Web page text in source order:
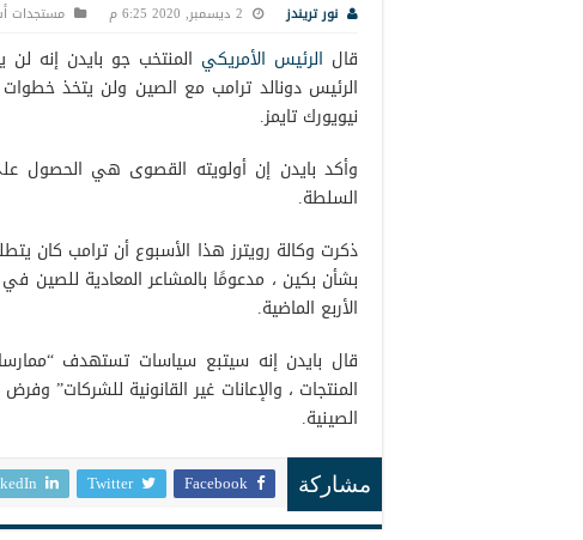
نور تريندز 2 ديسمبر, 2020 6:25 م مستجدات
قال الرئيس الأمريكي المنتخب جو بايدن إنه لن
الرئيس دونالد ترامب مع الصين ولن يتخذ خطوات
نيويورك تايمز.
وأكد بايدن إن أولويته القصوى هي الحصول
السلطة.
ذكرت وكالة رويترز هذا الأسبوع أن ترامب كان
بشأن بكين ، مدعومًا بالمشاعر المعادية للصين
الأربع الماضية.
قال بايدن إنه سيتبع سياسات تستهدف
المنتجات ، والإعانات غير القانونية للشركات”
الصينية.
مشاركة Facebook
Twitter